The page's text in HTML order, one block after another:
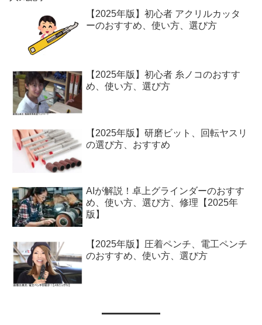
【2025年版】初心者 アクリルカッタ
ーのおすすめ、使い方、選び方
【2025年版】初心者 糸ノコのおすす
め、使い方、選び方
【2025年版】研磨ビット、回転ヤスリ
の選び方、おすすめ
AIが解説！卓上グラインダーのおすす
め、使い方、選び方、修理【2025年
版】
【2025年版】圧着ペンチ、電工ペンチ
のおすすめ、使い方、選び方